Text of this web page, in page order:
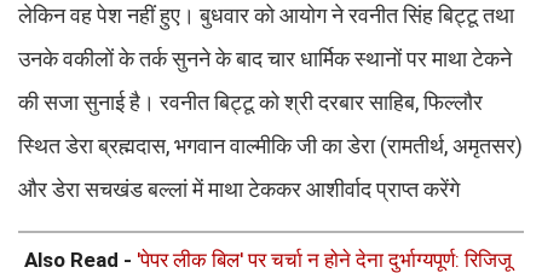
लेकिन वह पेश नहीं हुए। बुधवार को आयोग ने रवनीत सिंह बिट्टू तथा
उनके वकीलों के तर्क सुनने के बाद चार धार्मिक स्थानों पर माथा टेकने
की सजा सुनाई है। रवनीत बिट्टू को श्री दरबार साहिब, फिल्लौर
स्थित डेरा ब्रह्मदास, भगवान वाल्मीकि जी का डेरा (रामतीर्थ, अमृतसर)
और डेरा सचखंड बल्लां में माथा टेककर आशीर्वाद प्राप्त करेंगे
Also Read - 'पेपर लीक बिल' पर चर्चा न होने देना दुर्भाग्यपूर्ण: रिजिजू